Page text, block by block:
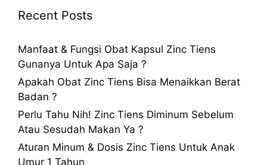
Recent Posts
Manfaat & Fungsi Obat Kapsul Zinc Tiens
Gunanya Untuk Apa Saja ?
Apakah Obat Zinc Tiens Bisa Menaikkan Berat
Badan ?
Perlu Tahu Nih! Zinc Tiens Diminum Sebelum
Atau Sesudah Makan Ya ?
Aturan Minum & Dosis Zinc Tiens Untuk Anak
Umur 1 Tahun